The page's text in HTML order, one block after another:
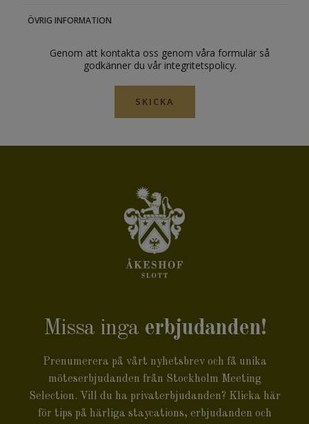
Genom att kontakta oss genom våra formulär så
godkänner du vår integritetspolicy.
SKICKA
Missa inga erbjudanden!
Prenumerera på vårt nyhetsbrev och få unika
möteserbjudanden från Stockholm Meeting
Selection. Vill du ha privaterbjudanden? Klicka här
för tips på härliga staycations, erbjudanden och